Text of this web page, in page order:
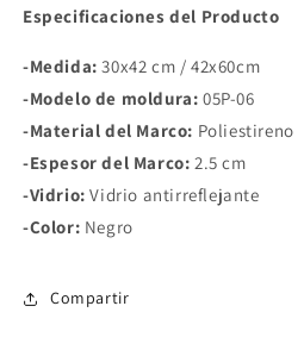
Especificaciones del Producto
-Medida: 30x42 cm / 42x60cm
-Modelo de moldura: 05P-06
-Material del Marco: Poliestireno
-Espesor del Marco: 2.5 cm
-Vidrio: Vidrio antirreflejante
-Color: Negro
Compartir